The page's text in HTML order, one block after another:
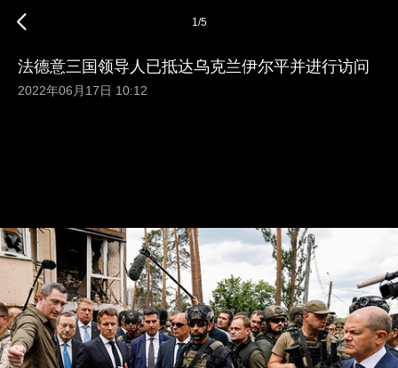
1/5
法德意三国领导人已抵达乌克兰伊尔平并进行访问
2022年06月17日 10:12